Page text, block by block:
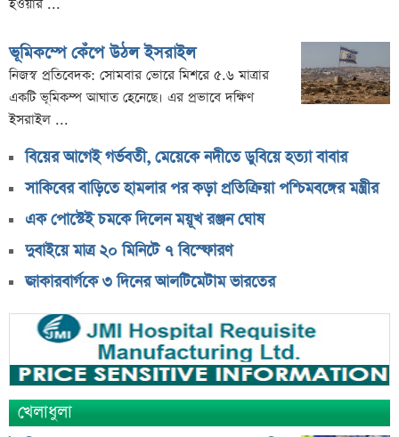
হওয়ার ...
ভূমিকম্পে কেঁপে উঠল ইসরাইল
নিজস্ব প্রতিবেদক: সোমবার ভোরে মিশরে ৫.৬ মাত্রার
একটি ভূমিকম্প আঘাত হেনেছে। এর প্রভাবে দক্ষিণ
ইসরাইল ...
বিয়ের আগেই গর্ভবতী, মেয়েকে নদীতে ডুবিয়ে হত্যা বাবার
সাকিবের বাড়িতে হামলার পর কড়া প্রতিক্রিয়া পশ্চিমবঙ্গের মন্ত্রীর
এক পোস্টেই চমকে দিলেন ময়ূখ রঞ্জন ঘোষ
দুবাইয়ে মাত্র ২০ মিনিটে ৭ বিস্ফোরণ
জাকারবার্গকে ৩ দিনের আলটিমেটাম ভারতের
খেলাধুলা